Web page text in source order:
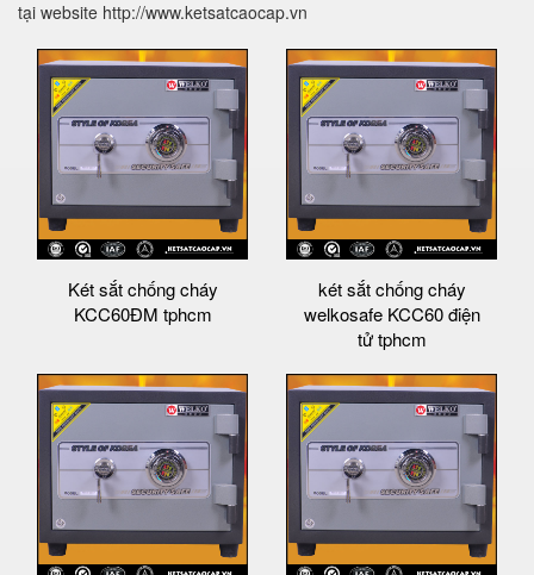
tại website http://www.ketsatcaocap.vn
Két sắt chống cháy
KCC60ĐM tphcm
két sắt chống cháy
welkosafe KCC60 điện
tử tphcm